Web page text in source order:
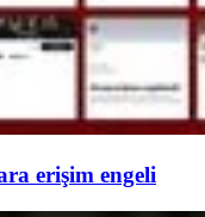
erişim engeli